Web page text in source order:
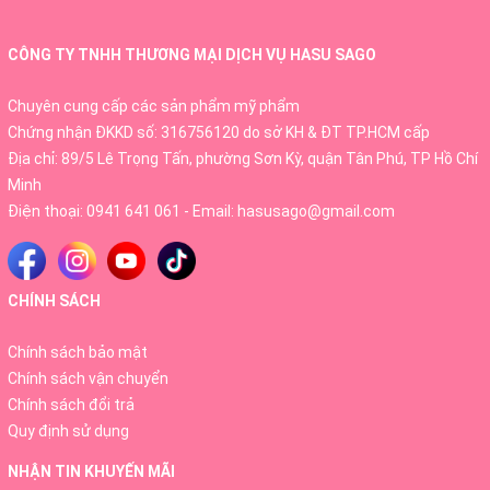
1. Công dụng của Hebora
Premium
Trong sản phẩm Hebora Premium dạng gói kết hợp các thành
phần thiên nhiên an toàn giúp tạo mùi hương. Bởi vậy viên uống
Hebora còn có nhiều tên gọi khác như viên uống tỏa hương,
viên uống thơm da,
Công dụng được biết đến nhiều nhất là Detox mùi hôi khó chịu,
CÔNG TY TNHH THƯƠNG MẠI DỊCH VỤ HASU SAGO
Chuyên cung cấp các sản phẩm mỹ phẩm
Chứng nhận ĐKKD số: 316756120 do sở KH & ĐT TP.HCM cấp
Địa chỉ: 89/5 Lê Trọng Tấn, phường Sơn Kỳ, quận Tân Phú, TP Hồ Chí
Minh
Điện thoại: 0941 641 061 - Email: hasusago@gmail.com
CHÍNH SÁCH
Chính sách bảo mật
Chính sách vận chuyển
Chính sách đổi trả
Quy định sử dụng
NHẬN TIN KHUYẾN MÃI